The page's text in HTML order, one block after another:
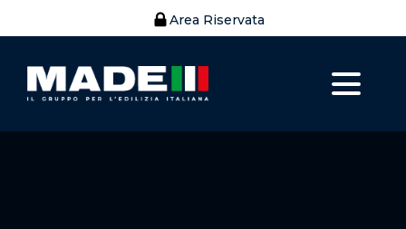
Area Riservata